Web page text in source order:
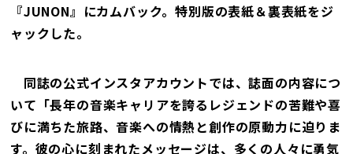
『JUNON』にカムバック。特別版の表紙＆裏表紙をジ
ャックした。
同誌の公式インスタアカウントでは、誌面の内容につ
いて「長年の音楽キャリアを誇るレジェンドの苦難や喜
びに満ちた旅路、音楽への情熱と創作の原動力に迫りま
す。彼の心に刻まれたメッセージは、多くの人々に勇気